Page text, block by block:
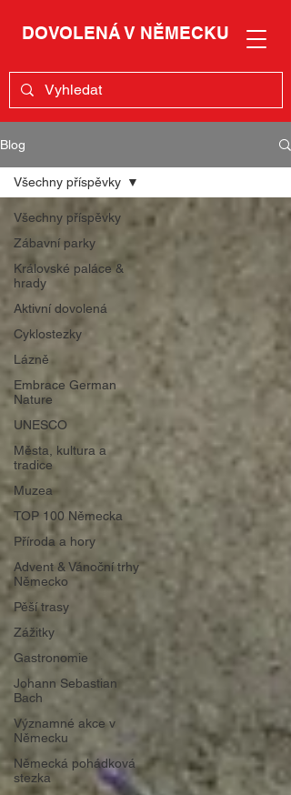
DOVOLENÁ V NĚMECKU
Blog
Všechny příspěvky
Zábavní parky
Královské paláce &
hrady
Aktivní dovolená
Cyklostezky
Lázně
Embrace German
Nature
UNESCO
Města, kultura a
tradice
Muzea
TOP 100 Německa
Příroda a hory
Advent & Vánoční trhy
Německo
Pěší trasy
Zážitky
Gastronomie
Johann Sebastian
Bach
Významné akce v
Německu
Německá pohádková
stezka
Všechny příspěvky